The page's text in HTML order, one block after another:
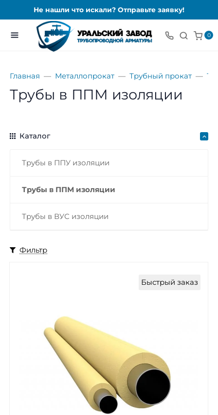
Не нашли что искали? Отправьте заявку!
0
Главная Металлопрокат Трубный прокат
Трубы в ППМ изоляции
Каталог
Трубы в ППУ изоляции
Трубы в ППМ изоляции
Трубы в ВУС изоляции
Фильтр
Быстрый заказ